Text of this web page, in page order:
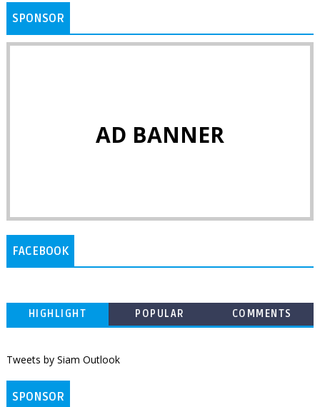
SPONSOR
AD BANNER
FACEBOOK
HIGHLIGHT POPULAR COMMENTS
Tweets by Siam Outlook
SPONSOR